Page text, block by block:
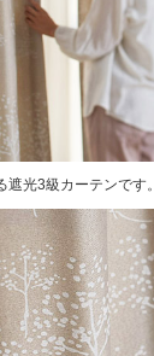
光3級カーテンです。